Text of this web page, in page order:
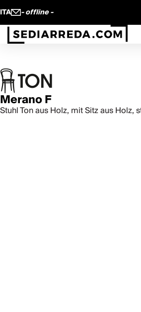
ITA - offline -
Merano F
Stuhl Ton aus Holz, mit Sitz aus Holz,